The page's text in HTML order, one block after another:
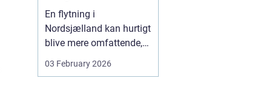
partner til din
flytning
En flytning i
Nordsjælland kan hurtigt
blive mere omfattende,
end man først tror. Der er
nøgler, flyttekasser,
03 February 2026